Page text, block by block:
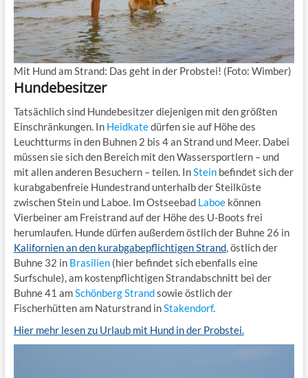
Mit Hund am Strand: Das geht in der Probstei! (Foto: Wimber)
Hundebesitzer
Tatsächlich sind Hundebesitzer diejenigen mit den größten
Einschränkungen. In Heidkatedürfen sie auf Höhe des
Leuchtturms in den Buhnen 2 bis 4 an Strand und Meer. Dabei
müssen sie sich den Bereich mit den Wassersportlern – und
mit allen anderen Besuchern – teilen. In Steinbefindet sich der
kurabgabenfreie Hundestrand unterhalb der Steilküste
zwischen Stein und Laboe. Im Ostseebad Laboekönnen
Vierbeiner am Freistrand auf der Höhe des U-Boots frei
herumlaufen. Hunde dürfen außerdem östlich der Buhne 26 in
Kalifornien an den kurabgabepflichtigen Strand, östlich der
Buhne 32 in Brasilien(hier befindet sich ebenfalls eine
Surfschule), am kostenpflichtigen Strandabschnitt bei der
Buhne 41 am Schönberg Strandsowie östlich der
Fischerhütten am Naturstrand in Stakendorf.
Hier mehr lesen zu Urlaub mit Hund in der Probstei.